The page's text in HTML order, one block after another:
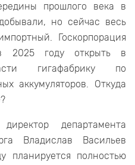
прошлого века в
но сейчас весь
Госкорпорация
2025 году открыть в
гигафабрику по
аккумуляторов. Откуда
департамента
Владислав Васильев
планируется полностью